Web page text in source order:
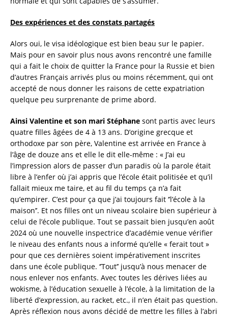
Des expériences et des constats partagés
Alors oui, le visa idéologique est bien beau sur le papier.
Mais pour en savoir plus nous avons rencontré une famille
qui a fait le choix de quitter la France pour la Russie et bien
d’autres Français arrivés plus ou moins récemment, qui ont
accepté de nous donner les raisons de cette expatriation
quelque peu surprenante de prime abord.
Ainsi Valentine et son mari Stéphane sont partis avec leurs
quatre filles âgées de 4 à 13 ans. D’origine grecque et
orthodoxe par son père, Valentine est arrivée en France à
l’âge de douze ans et elle le dit elle-même : « J’ai eu
l’impression alors de passer d’un paradis où la parole était
libre à l’enfer où j’ai appris que l’école était politisée et qu’il
fallait mieux me taire, et au fil du temps ça n’a fait
qu’empirer. C’est pour ça que j’ai toujours fait ‘’l’école à la
maison’’. Et nos filles ont un niveau scolaire bien supérieur à
celui de l’école publique. Tout se passait bien jusqu’en août
2024 où une nouvelle inspectrice d’académie venue vérifier
le niveau des enfants nous a informé qu’elle « ferait tout »
pour que ces dernières soient impérativement inscrites
dans une école publique. ‘’Tout’’ jusqu’à nous menacer de
nous enlever nos enfants. Avec toutes les dérives liées au
wokisme, à l’éducation sexuelle à l’école, à la limitation de la
liberté d’expression, au racket, etc., il n’en était pas question.
Après réflexion nous avons décidé de mettre les filles à l’abri